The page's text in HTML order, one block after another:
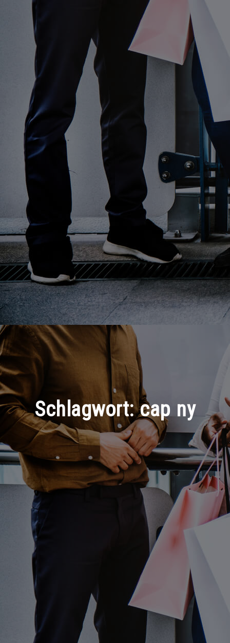
Schlagwort:cap ny